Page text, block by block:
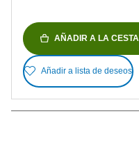
AÑADIR A LA CESTA
Añadir a lista de deseos